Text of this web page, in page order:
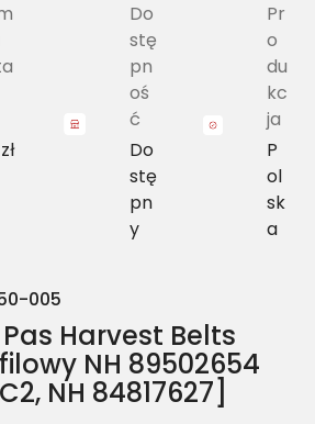
Do
stę
pn
oś
ć
Do
stę
pn
y
Pr
o
du
kc
ja
P
ol
sk
a
005
Pas Harvest Belts
NH 89502654
NH 84817627]